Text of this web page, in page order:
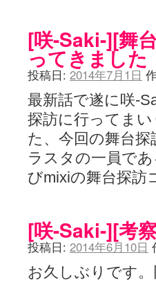
[咲-Saki-][舞
ってきました
投稿日: 2014年7月1日
最新話で遂に咲-
探訪に行ってま
た、今回の舞台
ラスタの一員で
びmixiの舞台探訪
[咲-Saki-][考
投稿日: 2014年6月10日
お久しぶりです